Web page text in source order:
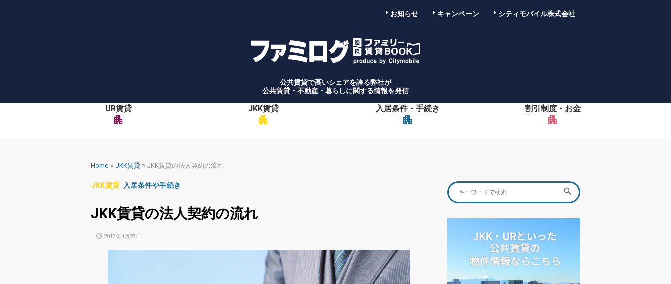
お知らせ キャンペーン シティモバイル株式会社
公共賃貸で高いシェアを誇る弊社が
公共賃貸・不動産・暮らしに関する情報を発信
UR賃貸
apartment
JKK賃貸
apartment
入居条件・手続き
apartment
割引制度・お金
apartment
Home » JKK賃貸 » JKK賃貸の法人契約の流れ
JKK賃貸 入居条件や手続き
JKK賃貸の法人契約の流れ
POSTED
2017年4月27日
Search
for:
 SEARCH